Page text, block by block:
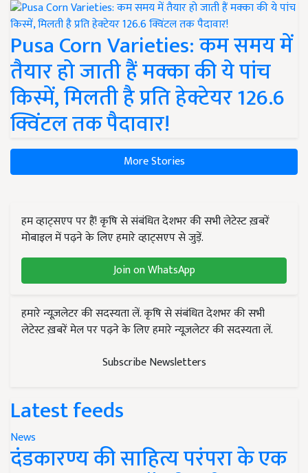
Pusa Corn Varieties: कम समय में
तैयार हो जाती हैं मक्का की ये पांच
किस्में, मिलती है प्रति हेक्टेयर 126.6
क्विंटल तक पैदावार!
More Stories
हम व्हाट्सएप पर हैं! कृषि से संबंधित देशभर की सभी लेटेस्ट ख़बरें
मोबाइल में पढ़ने के लिए हमारे व्हाट्सएप से जुड़ें.
Join on WhatsApp
हमारे न्यूज़लेटर की सदस्यता लें. कृषि से संबंधित देशभर की सभी
लेटेस्ट ख़बरें मेल पर पढ़ने के लिए हमारे न्यूज़लेटर की सदस्यता लें.
Subscribe Newsletters
Latest feeds
News
दंडकारण्य की साहित्य परंपरा के एक